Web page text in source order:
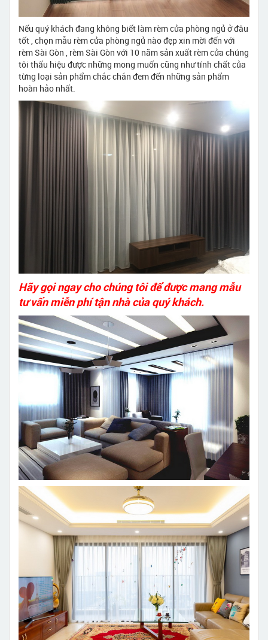
Nếu quý khách đang không biết làm rèm cửa phòng ngủ ở đâu
tốt , chọn mẫu rèm cửa phòng ngủ nào đẹp xin mời đến với
rèm Sài Gòn , rèm Sài Gòn với 10 năm sản xuất rèm cửa chúng
tôi thấu hiệu được những mong muốn cũng như tính chất của
từng loại sản phẩm chắc chắn đem đến những sản phẩm
hoàn hảo nhất.
Hãy gọi ngay cho chúng tôi để được mang mẫu
tư vấn miễn phí tận nhà của quý khách.